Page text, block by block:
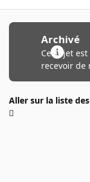
Archivé
Ce sujet
recevoir de
Aller sur la liste